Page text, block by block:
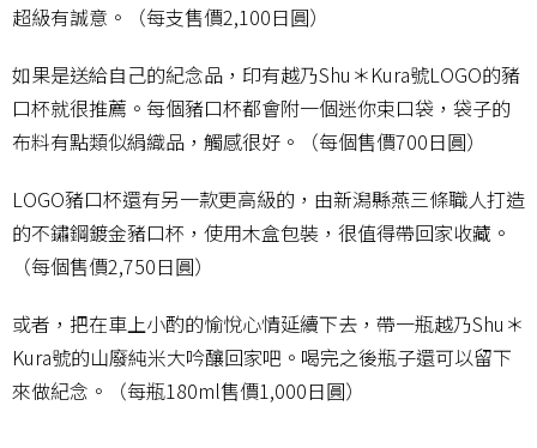
超級有誠意。（每支售價2,100日圓）
如果是送給自己的紀念品，印有越乃Shu＊Kura號LOGO的豬
口杯就很推薦。每個豬口杯都會附一個迷你束口袋，袋子的
布料有點類似絹織品，觸感很好。（每個售價700日圓）
LOGO豬口杯還有另一款更高級的，由新潟縣燕三條職人打造
的不鏽鋼鍍金豬口杯，使用木盒包裝，很值得帶回家收藏。
（每個售價2,750日圓）
或者，把在車上小酌的愉悅心情延續下去，帶一瓶越乃Shu＊
Kura號的山廢純米大吟釀回家吧。喝完之後瓶子還可以留下
來做紀念。（每瓶180ml售價1,000日圓）